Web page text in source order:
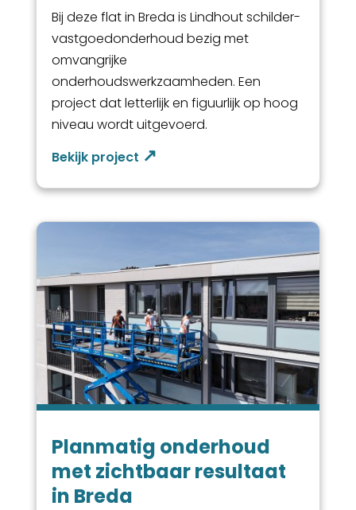
Bij deze flat in Breda is Lindhout schilder-
vastgoedonderhoud bezig met
omvangrijke
onderhoudswerkzaamheden. Een
project dat letterlijk en figuurlijk op hoog
niveau wordt uitgevoerd.
Planmatig onderhoud
met zichtbaar resultaat
in Breda